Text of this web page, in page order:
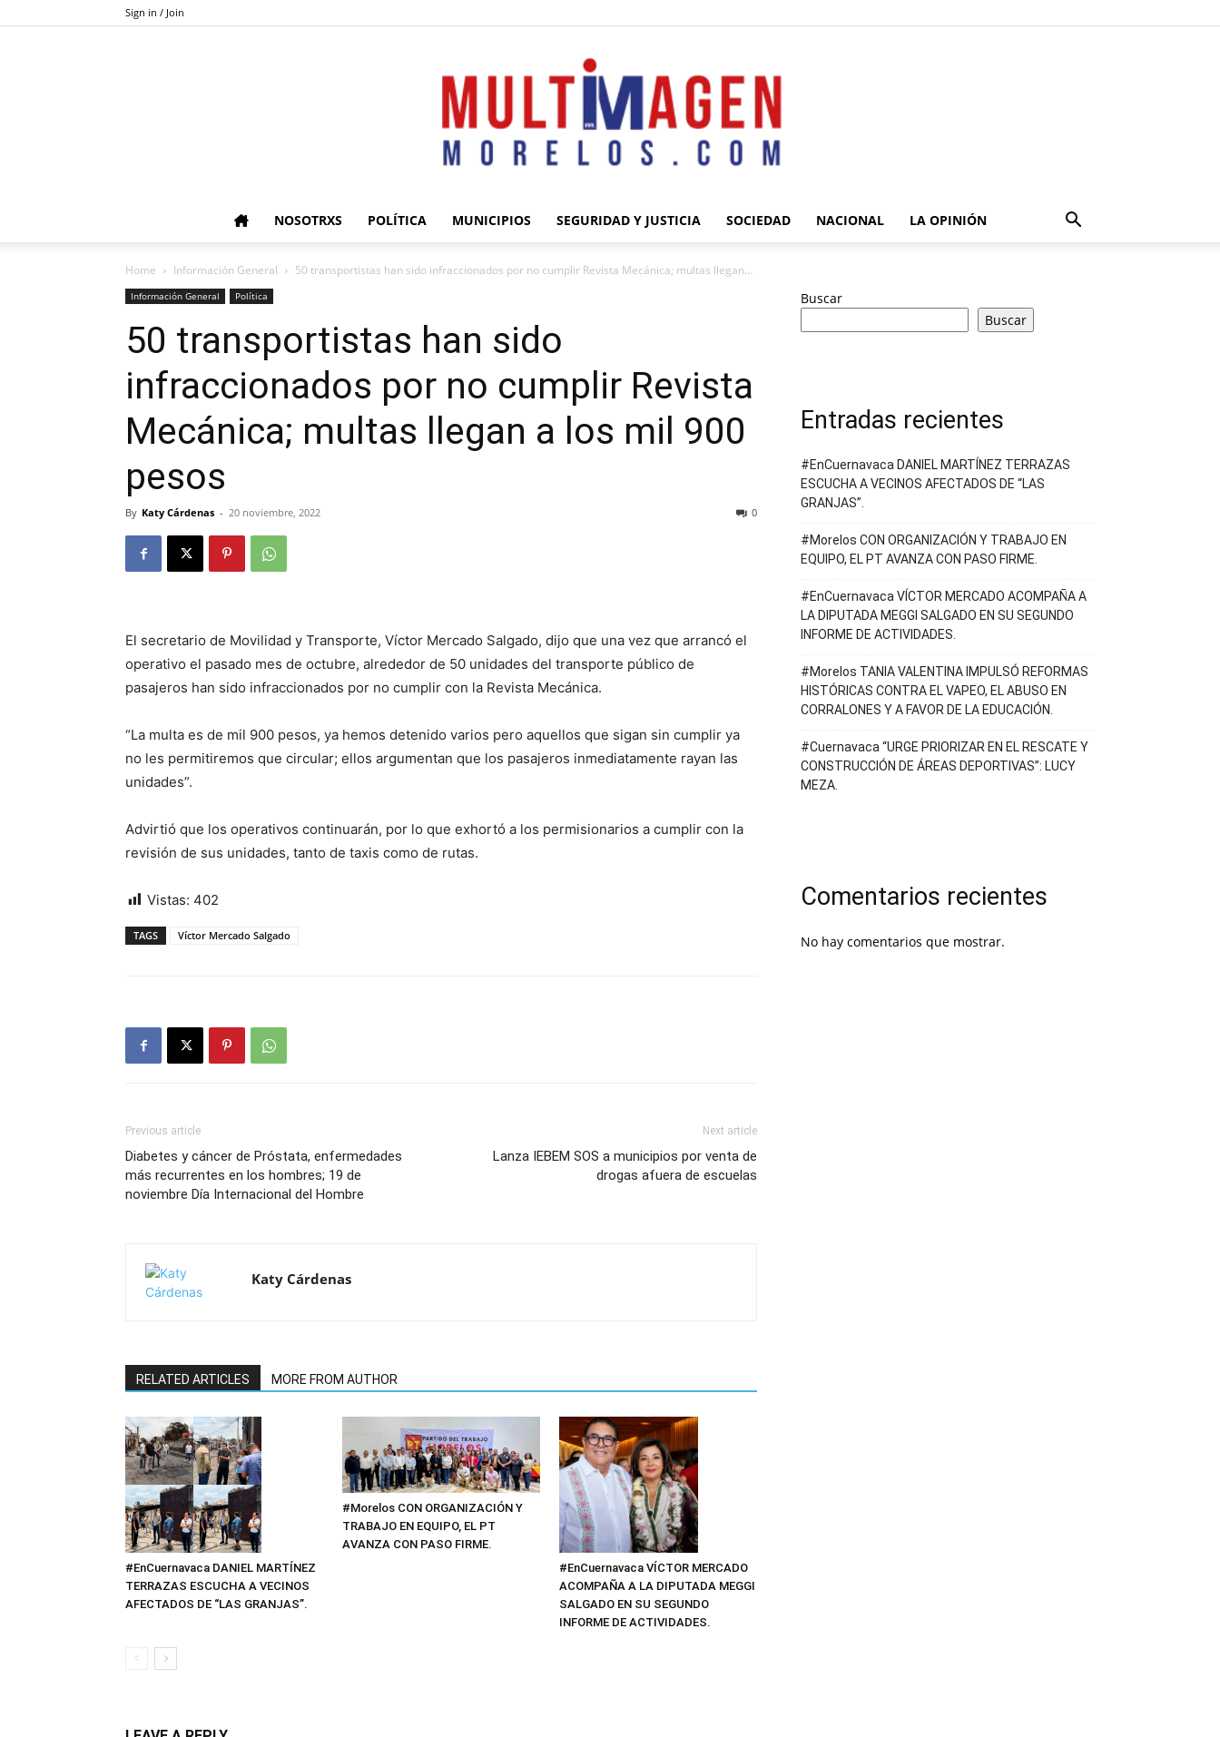
Sign in / Join
Morelos
NOSOTRXS POLÍTICA MUNICIPIOS SEGURIDAD Y JUSTICIA SOCIEDAD NACIONAL LA OPINIÓN
Home Información General 50 transportistas han sido infraccionados por no cumplir Revista Mecánica; multas llegan...
Información General Política
50 transportistas han sido
infraccionados por no cumplir Revista
Mecánica; multas llegan a los mil 900
pesos
By Katy Cárdenas - 20 noviembre, 2022 0
El secretario de Movilidad y Transporte, Víctor Mercado Salgado, dijo que una vez que arrancó el
operativo el pasado mes de octubre, alrededor de 50 unidades del transporte público de
pasajeros han sido infraccionados por no cumplir con la Revista Mecánica.
“La multa es de mil 900 pesos, ya hemos detenido varios pero aquellos que sigan sin cumplir ya
no les permitiremos que circular; ellos argumentan que los pasajeros inmediatamente rayan las
unidades”.
Advirtió que los operativos continuarán, por lo que exhortó a los permisionarios a cumplir con la
revisión de sus unidades, tanto de taxis como de rutas.
Vistas: 402
TAGS Víctor Mercado Salgado
Previous article
Diabetes y cáncer de Próstata, enfermedades
más recurrentes en los hombres; 19 de
noviembre Día Internacional del Hombre
Next article
Lanza IEBEM SOS a municipios por venta de
drogas afuera de escuelas
Katy Cárdenas
RELATED ARTICLES MORE FROM AUTHOR
#EnCuernavaca DANIEL MARTÍNEZ
TERRAZAS ESCUCHA A VECINOS
AFECTADOS DE “LAS GRANJAS”.
#Morelos CON ORGANIZACIÓN Y
TRABAJO EN EQUIPO, EL PT
AVANZA CON PASO FIRME.
#EnCuernavaca VÍCTOR MERCADO
ACOMPAÑA A LA DIPUTADA MEGGI
SALGADO EN SU SEGUNDO
INFORME DE ACTIVIDADES.
Buscar
Buscar
Entradas recientes
#EnCuernavaca DANIEL MARTÍNEZ TERRAZAS
ESCUCHA A VECINOS AFECTADOS DE “LAS
GRANJAS”.
#Morelos CON ORGANIZACIÓN Y TRABAJO EN
EQUIPO, EL PT AVANZA CON PASO FIRME.
#EnCuernavaca VÍCTOR MERCADO ACOMPAÑA A
LA DIPUTADA MEGGI SALGADO EN SU SEGUNDO
INFORME DE ACTIVIDADES.
#Morelos TANIA VALENTINA IMPULSÓ REFORMAS
HISTÓRICAS CONTRA EL VAPEO, EL ABUSO EN
CORRALONES Y A FAVOR DE LA EDUCACIÓN.
#Cuernavaca “URGE PRIORIZAR EN EL RESCATE Y
CONSTRUCCIÓN DE ÁREAS DEPORTIVAS”: LUCY
MEZA.
Comentarios recientes
No hay comentarios que mostrar.